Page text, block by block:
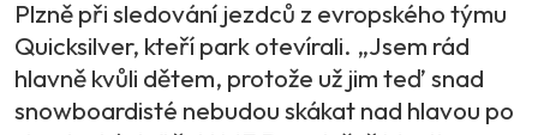
Plzně při sledování jezdců z evropského týmu
Quicksilver, kteří park otevírali. „Jsem rád
hlavně kvůli dětem, protože už jim teď snad
snowboardisté nebudou skákat nad hlavou po